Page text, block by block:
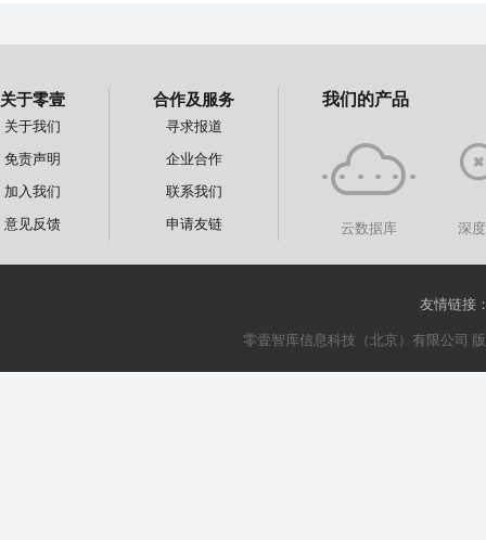
关于零壹
关于我们
免责声明
加入我们
意见反馈
合作及服务
寻求报道
企业合作
联系我们
申请友链
我们的产品
云数据库 深
友情链接
零壹智库信息科技（北京）有限公司